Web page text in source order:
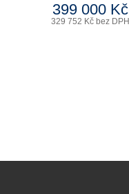
399 000 Kč
329 752 Kč bez DPH